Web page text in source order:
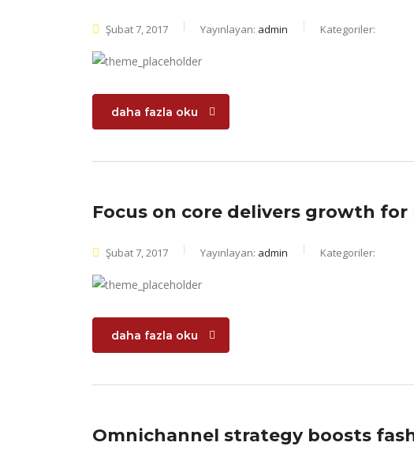
Şubat 7, 2017 Yayınlayan: admin Kategoriler:
daha fazla oku
Focus on core delivers growth
Şubat 7, 2017 Yayınlayan: admin Kategoriler:
daha fazla oku
Omnichannel strategy boosts